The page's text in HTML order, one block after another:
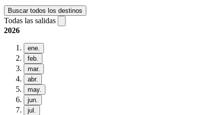
Buscar todos los destinos
Todas las salidas
2026
ene.
feb.
mar.
abr.
may.
jun.
jul.